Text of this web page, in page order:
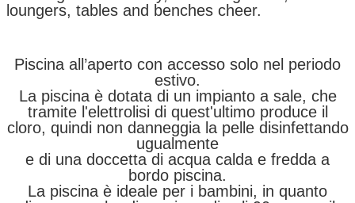
loungers, tables and benches cheer.
Piscina all’aperto con accesso solo nel periodo
estivo.
La piscina è dotata di un impianto a sale, che
tramite l'elettrolisi di quest'ultimo produce il
cloro, quindi non danneggia la pelle disinfettando
ugualmente
e di una doccetta di acqua calda e fredda a
bordo piscina.
La piscina è ideale per i bambini, in quanto